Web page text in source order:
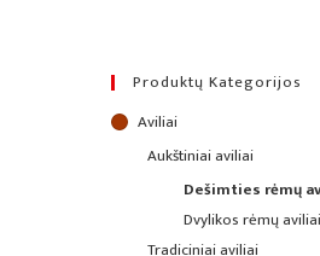
Produktų Kategorijos
aviliai
aukštiniai aviliai
dešimties rėmų
dvylikos rėmų aviliai
tradiciniai aviliai